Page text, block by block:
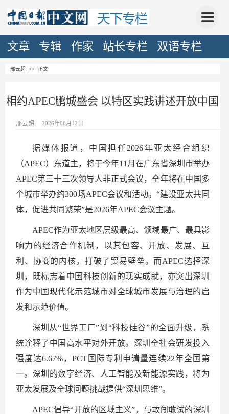
文章 专辑 作家 站长专栏 双语专栏
邢云超 >> 正文
相约APEC鹏城盛会 以特区实践讲述开放中国
邢云超 2026年06月12日
据媒体报道，中国担任2026年亚太经合组织
（APEC）东道主，将于今年11月在广东省深圳市举办
APEC第三十三次领导人非正式会议，全年将在中国多
个城市举办约300场APEC会议和活动。“建设亚太共同
体，促进共同繁荣”是2026年APEC会议主题。
APEC作为亚太地区层级最高、领域最广、最具影
响力的经济合作机制，以其包容、开放、发展、互
利、协商的内核，打破了贸易壁垒。而APEC选择深
圳，既标志着中国科技创新的现实成就，亦突出深圳
作为中国现代化示范城市对全球城市发展与治理的启
发和示范价值。
深圳从“世界工厂”到“科技硅谷”的全面升级，系
统诠释了中国高水平对外开放。深圳全社会研发投入
强度达6.67%，PCT国际专利申请量连续22年全国第
一。深圳的数字经济、人工智能及新能源实践，将为
亚太发展及全球问题挑战提供“深圳思维”。
APEC倡导“开放的区域主义”，与敢闯敢试的深圳